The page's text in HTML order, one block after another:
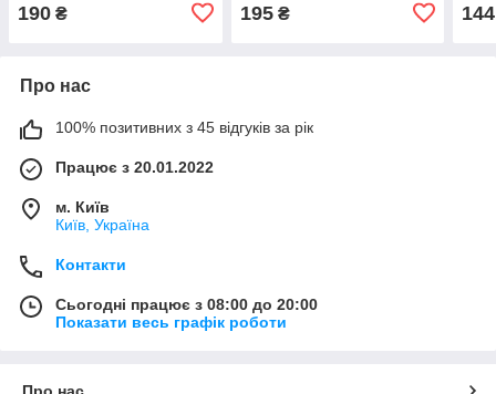
190 ₴ 195₴ 144
Про нас
100% позитивних з 45 відгуків за рік
Працює з 20.01.2022
м. Київ
Київ, Україна
Контакти
Сьогодні працює з 08:00 до 20:00
Показати весь графік роботи